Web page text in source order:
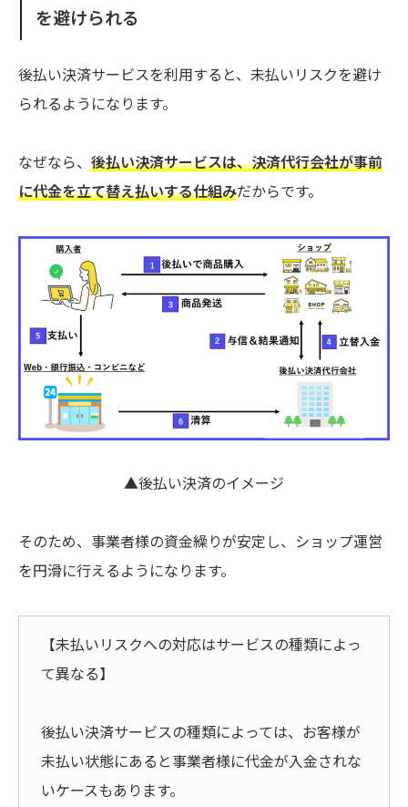
を避けられる
後払い決済サービスを利用すると、未払いリスクを避け
られるようになります。
なぜなら、 後払い決済サービスは、決済代行会社が事前
に代金を立て替え払いする仕組みだからです。
▲後払い決済のイメージ
そのため、事業者様の資金繰りが安定し、ショップ運営
を円滑に行えるようになります。
【未払いリスクへの対応はサービスの種類によっ
て異なる】
後払い決済サービスの種類によっては、お客様が
未払い状態にあると事業者様に代金が入金されな
いケースもあります。